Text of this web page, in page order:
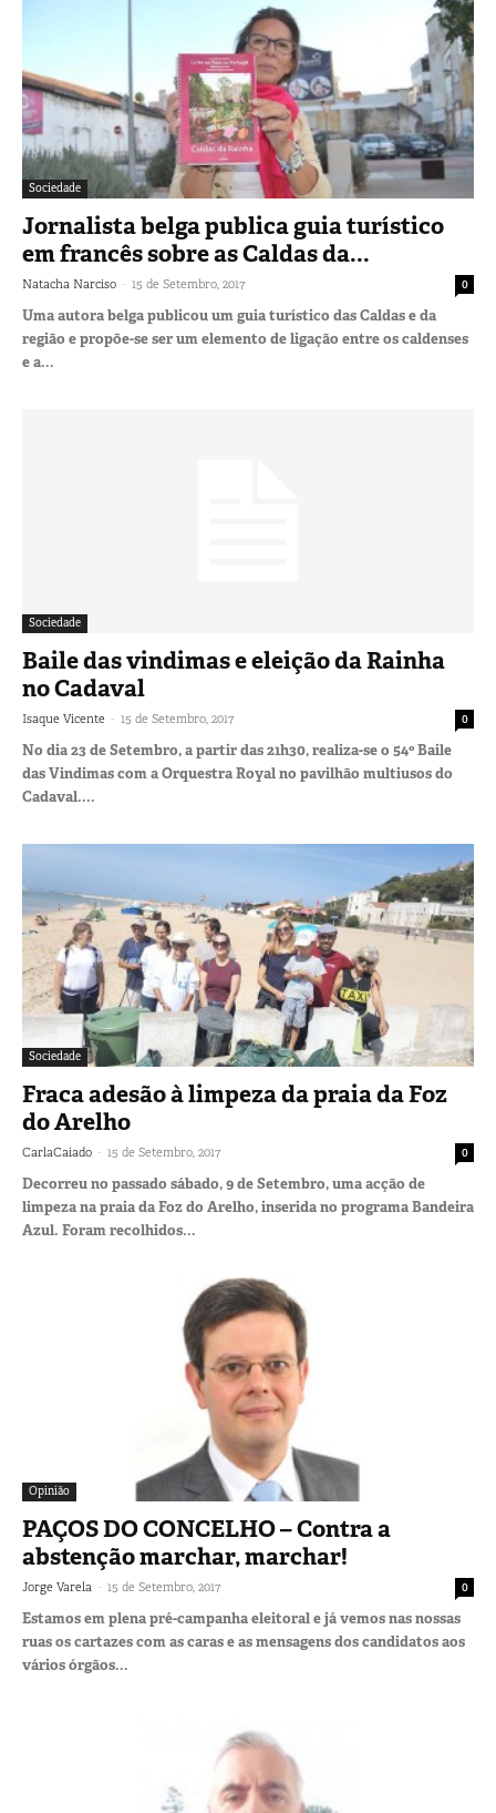
Sociedade
Jornalista belga publica guia turístico
em francês sobre as Caldas da...
Natacha Narciso - 15 de Setembro, 2017 0
Uma autora belga publicou um guia turístico das Caldas e da
região e propõe-se ser um elemento de ligação entre os caldenses
e a...
Sociedade
Baile das vindimas e eleição da Rainha
no Cadaval
Isaque Vicente - 15 de Setembro, 2017 0
No dia 23 de Setembro, a partir das 21h30, realiza-se o 54º Baile
das Vindimas com a Orquestra Royal no pavilhão multiusos do
Cadaval....
Sociedade
Fraca adesão à limpeza da praia da Foz
do Arelho
CarlaCaiado - 15 de Setembro, 2017 0
Decorreu no passado sábado, 9 de Setembro, uma acção de
limpeza na praia da Foz do Arelho, inserida no programa Bandeira
Azul. Foram recolhidos...
Opinião
PAÇOS DO CONCELHO – Contra a
abstenção marchar, marchar!
Jorge Varela - 15 de Setembro, 2017 0
Estamos em plena pré-campanha eleitoral e já vemos nas nossas
ruas os cartazes com as caras e as mensagens dos candidatos aos
vários órgãos...